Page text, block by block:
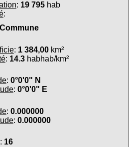
: 19 795hab
:
Commune
: 1 384,00km²
: 14.3habhab/km²
: 0°0'0" N
: 0°0'0" E
: 0.000000
: 0.000000
: 16